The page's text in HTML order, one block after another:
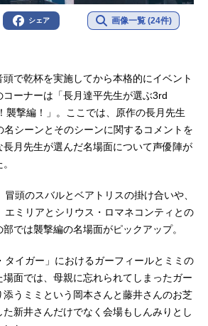
シェア 画像一覧 (24件)
で乾杯を実施してから本格的にイベント
ーナーは「長月達平先生が選ぶ3rd
襲撃編！」。ここでは、原作の長月先生
シーンとそのシーンに関するコメントを
月先生が選んだ名場面について声優陣が
頭のスバルとベアトリスの掛け合いや、
エミリアとシリウス・ロマネコンティとの
では襲撃編の名場面がピックアップ。
タイガー」におけるガーフィールとミミの
面では、母親に忘れられてしまったガー
うミミという岡本さんと藤井さんのお芝
新井さんだけでなく会場もしんみりとし